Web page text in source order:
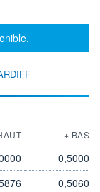
+ BAS
0,5000
0,5060